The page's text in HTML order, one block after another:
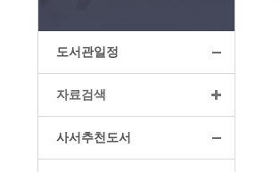
도서관일정
자료검색
사서추천도서